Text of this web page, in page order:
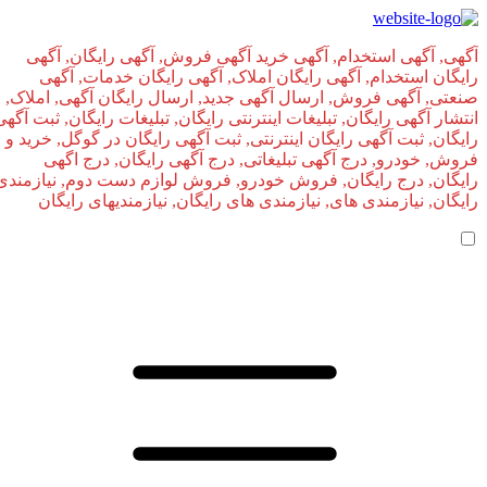
آگهی, آگهی استخدام, آگهی خرید آگهی فروش, آگهی رایگان, آگهی
رایگان استخدام, آگهی رایگان املاک, آگهی رایگان خدمات, آگهی
صنعتی, آگهی فروش, ارسال آگهی جدید, ارسال رایگان آگهی, املاک,
انتشار آگهی رایگان, تبلیغات اینترنتی رایگان, تبلیغات رایگان, ثبت آگهی
رایگان, ثبت آگهی رایگان اینترنتی, ثبت آگهی رایگان در گوگل, خرید و
فروش, خودرو, درج آگهی تبلیغاتی, درج آگهی رایگان, درج اگهی
رایگان, درج رایگان, فروش خودرو, فروش لوازم دست دوم, نیازمندی
رایگان, نیازمندی های, نیازمندی‌ های رایگان, نیازمندیهای رایگان